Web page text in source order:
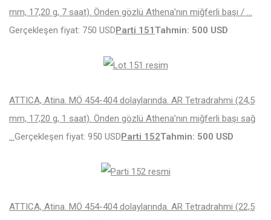
mm, 17,20 g, 7 saat). Önden gözlü Athena’nın miğferli başı / …
Gerçekleşen fiyat: 750 USDParti 151Tahmin: 500 USD
ATTICA, Atina. MÖ 454-404 dolaylarında. AR Tetradrahmi (24,5
mm, 17,20 g, 1 saat). Önden gözlü Athena’nın miğferli başı sağ
Gerçekleşen fiyat: 950 USDParti 152Tahmin: 500 USD
ATTICA, Atina. MÖ 454-404 dolaylarında. AR Tetradrahmi (22,5